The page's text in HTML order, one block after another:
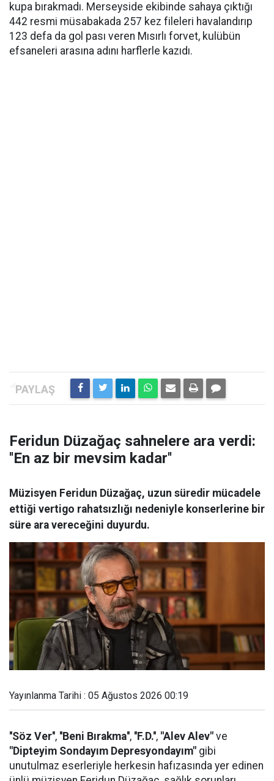
kupa bırakmadı. Merseyside ekibinde sahaya çıktığı
442 resmi müsabakada 257 kez fileleri havalandırıp
123 defa da gol pası veren Mısırlı forvet, kulübün
efsaneleri arasına adını harflerle kazıdı.
Feridun Düzağaç sahnelere ara verdi:
''En az bir mevsim kadar''
Müzisyen Feridun Düzağaç, uzun süredir mücadele
ettiği vertigo rahatsızlığı nedeniyle konserlerine bir
süre ara vereceğini duyurdu.
Yayınlanma Tarihi : 05 Ağustos 2026 00:19
''Söz Ver'', ''Beni Bırakma'', ''F.D.'', "Alev Alev" ve
"Dipteyim Sondayım Depresyondayım" gibi
unutulmaz eserleriyle herkesin hafızasında yer edinen